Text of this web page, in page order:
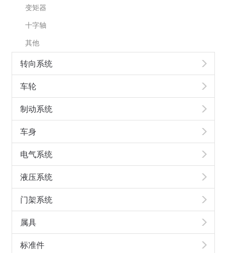
变矩器
十字轴
其他
转向系统
车轮
制动系统
车身
电气系统
液压系统
门架系统
属具
标准件